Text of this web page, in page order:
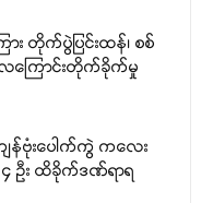
ြား တိုက်ပွဲပြင်းထန်၊ စစ်
ကြောင်းတိုက်ခိုက်မှု
န်ဗုံးပေါက်ကွဲ ကလေး
၄ ဦး ထိခိုက်ဒဏ်ရာရ